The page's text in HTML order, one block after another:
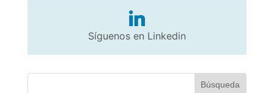
Síguenos en Linkedin